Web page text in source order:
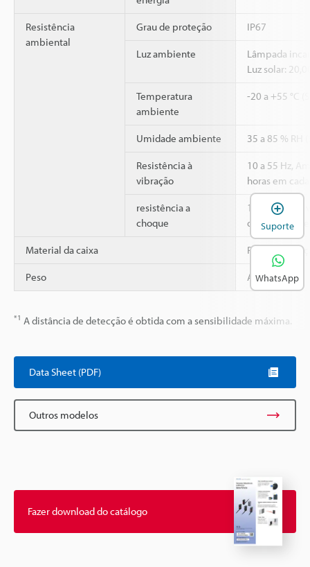
Resistência
ambiental
Grau de proteção IP67
Luz ambiente
Lâmpada
Luz solar:
Temperatura
ambiente
-20 a +55 °C
Umidade ambiente 35 a 85 % RH
Resistência à
vibração
10 a 55 Hz,
horas em
resistência a
choque
1,000 m/s
direções X, Y
Material da caixa Plástico
Peso Aprox. 30 g
*1 A distância de detecção é obtida com a sensibilidade máxima.
Data Sheet (PDF)
Outros modelos
Fazer download do catálogo
Suporte
WhatsApp